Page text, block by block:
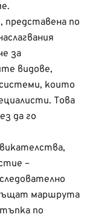
представена по
за
видове,
които
Това
да го
–
маршрута
по